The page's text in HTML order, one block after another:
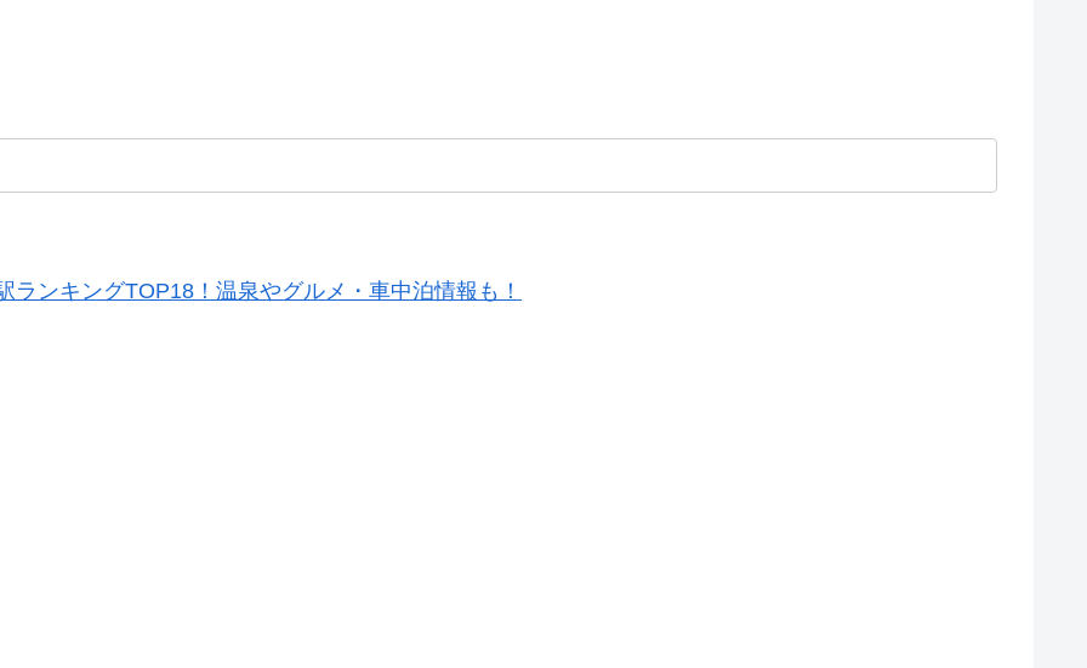
ランキングTOP18！温泉やグルメ・車中泊情報も！